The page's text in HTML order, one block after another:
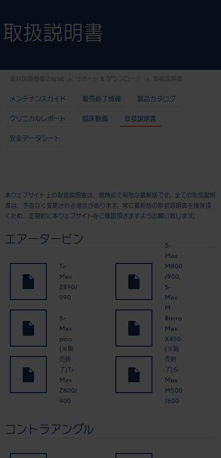
取扱説明書
歯科医療機器のNSK サポート & ダウンロード 取扱説明書
メンテナンスガイド 販売終了情報 製品カタログ
クリニカルレポート 臨床動画 取扱説明書
安全データシート
本ウェブサイト上の取扱説明書は、現時点で有効な最新版です。全ての取扱説明
書は、予告なく変更される場合があります。常に最新版の取扱説明書を確保頂
くため、定期的に本ウェブサイトをご確認頂きますようお願い致します。
エアータービン
Ti-
Max
Z890/
990
S-
Max
M800
/900,
S-
Max
M
micro
S-
Max
pico
Ti-
Max
X450
(※販
売終
了)Ti-
Max
Z800/
900
(※販
売終
了)S-
Max
M500
/600
コントラアングル